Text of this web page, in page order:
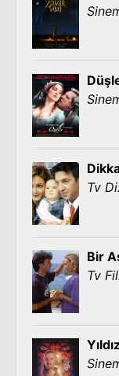
Tv
Bir
Tv